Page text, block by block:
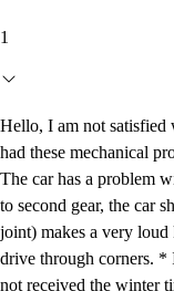
1
Hello, I am not satisfied
had these mechanical
The car has a problem
to second gear, the car
joint) makes a very
drive through corners. *
not received the winter